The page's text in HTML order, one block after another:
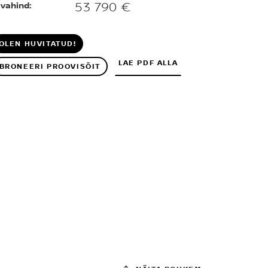
53 790 €
HUVITATUD!
PROOVISÕIT LAE PDF ALLA